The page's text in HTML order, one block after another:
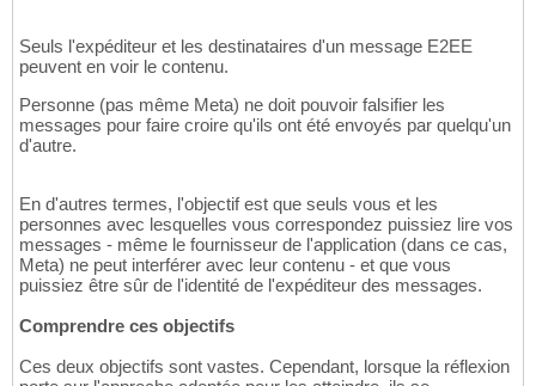
Seuls l'expéditeur et les destinataires d'un message E2EE
peuvent en voir le contenu.
Personne (pas même Meta) ne doit pouvoir falsifier les
messages pour faire croire qu'ils ont été envoyés par quelqu'un
d'autre.
En d'autres termes, l'objectif est que seuls vous et les
personnes avec lesquelles vous correspondez puissiez lire vos
messages - même le fournisseur de l'application (dans ce cas,
Meta) ne peut interférer avec leur contenu - et que vous
puissiez être sûr de l'identité de l'expéditeur des messages.
Comprendre ces objectifs
Ces deux objectifs sont vastes. Cependant, lorsque la réflexion